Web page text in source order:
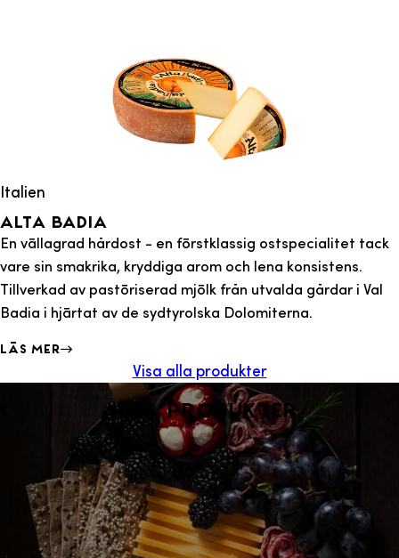
Italien
Alta badia
En vällagrad hårdost - en förstklassig ostspecialitet tack
vare sin smakrika, kryddiga arom och lena konsistens.
Tillverkad av pastöriserad mjölk från utvalda gårdar i Val
Badia i hjärtat av de sydtyrolska Dolomiterna.
Läs mer
Visa alla produkter
Alla produkter